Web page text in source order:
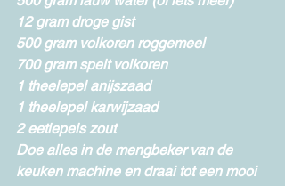
12 gram droge gist
500 gram volkoren roggemeel
700 gram spelt volkoren
1 theelepel anijszaad
1 theelepel karwijzaad
2 eetlepels zout
Doe alles in de mengbeker van de
keuken machine en draai tot een mooi